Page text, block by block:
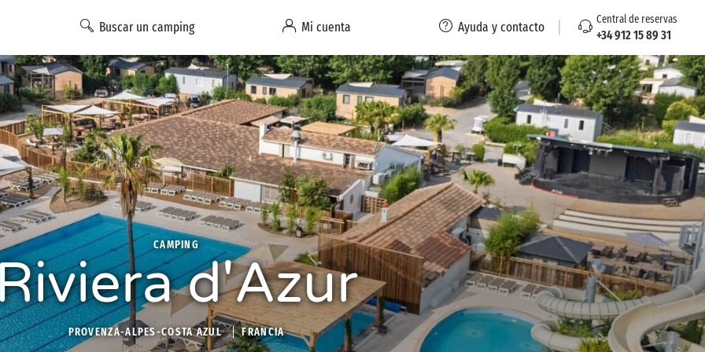
Buscar un camping Mi cuenta Ayuda y contacto Central de reservas
+34 912 15 89 31
CAMPING
d'Azur
PROVENZA-ALPES-COSTA AZUL FRANCIA